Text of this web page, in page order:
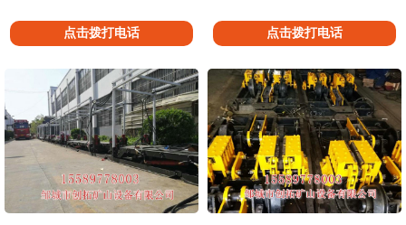
点击拨打电话 点击拨打电话